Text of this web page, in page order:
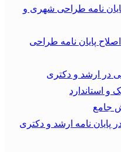
نامه طراحی شهری و
پایان نامه طراحی
و دکتری
نامه ارشد و دکتری